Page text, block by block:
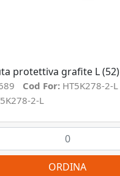
protettiva grafite L (52)
Cod For: HT5K278-2-L
2-L
ORDINA